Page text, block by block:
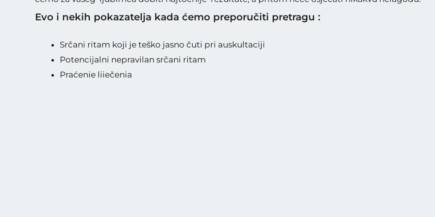
Evo i nekih pokazatelja kada ćemo preporučiti pretragu :
Srčani ritam koji je teško jasno čuti pri auskultaciji
Potencijalni nepravilan srčani ritam
Praćenje liječenja